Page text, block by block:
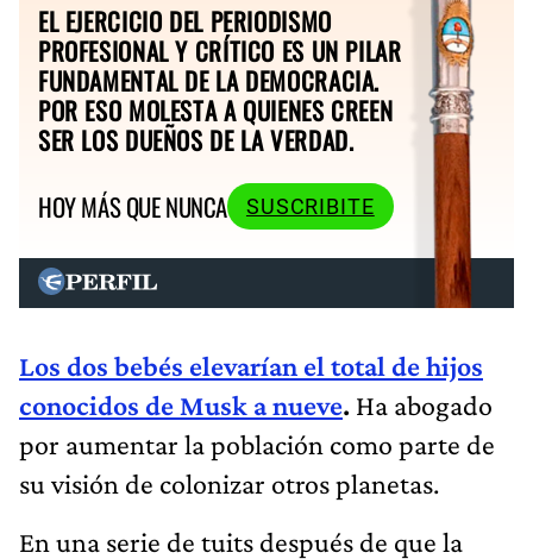
EL EJERCICIO DEL PERIODISMO
PROFESIONAL Y CRÍTICO ES UN PILAR
FUNDAMENTAL DE LA DEMOCRACIA.
POR ESO MOLESTA A QUIENES CREEN
SER LOS DUEÑOS DE LA VERDAD.
HOY MÁS QUE NUNCA
SUSCRIBITE
Los dos bebés elevarían el total de hijos
conocidos de Musk a nueve. Ha abogado
por aumentar la población como parte de
su visión de colonizar otros planetas.
En una serie de tuits después de que la